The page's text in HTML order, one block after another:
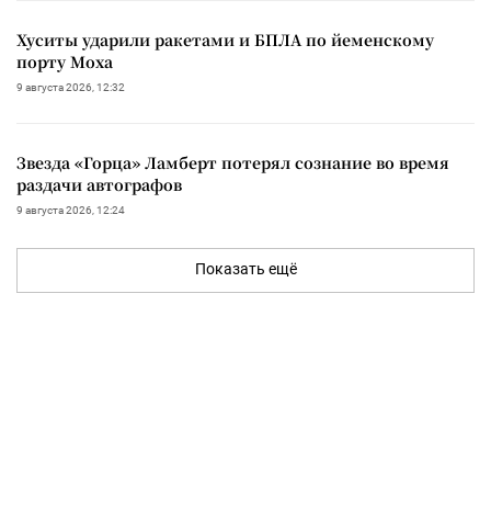
Хуситы ударили ракетами и БПЛА по йеменскому
порту Моха
9 августа 2026, 12:32
Звезда «Горца» Ламберт потерял сознание во время
раздачи автографов
9 августа 2026, 12:24
Показать ещё